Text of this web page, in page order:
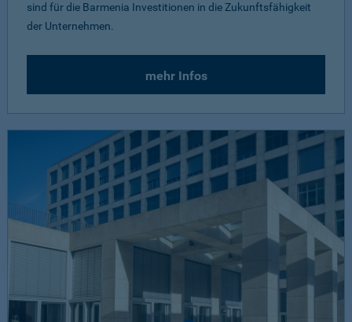
sind für die Barmenia Investitionen in die Zukunftsfähigkeit
der Unternehmen.
mehr Infos